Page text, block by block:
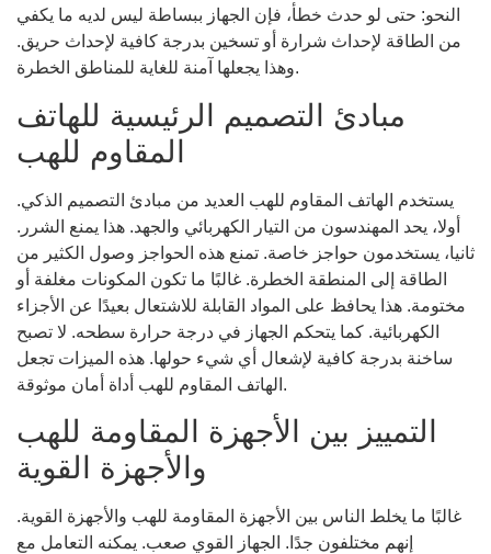
النحو: حتى لو حدث خطأ، فإن الجهاز ببساطة ليس لديه ما يكفي
من الطاقة لإحداث شرارة أو تسخين بدرجة كافية لإحداث حريق.
وهذا يجعلها آمنة للغاية للمناطق الخطرة.
مبادئ التصميم الرئيسية للهاتف
المقاوم للهب
يستخدم الهاتف المقاوم للهب العديد من مبادئ التصميم الذكي.
أولا، يحد المهندسون من التيار الكهربائي والجهد. هذا يمنع الشرر.
ثانيا، يستخدمون حواجز خاصة. تمنع هذه الحواجز وصول الكثير من
الطاقة إلى المنطقة الخطرة. غالبًا ما تكون المكونات مغلفة أو
مختومة. هذا يحافظ على المواد القابلة للاشتعال بعيدًا عن الأجزاء
الكهربائية. كما يتحكم الجهاز في درجة حرارة سطحه. لا تصبح
ساخنة بدرجة كافية لإشعال أي شيء حولها. هذه الميزات تجعل
الهاتف المقاوم للهب أداة أمان موثوقة.
التمييز بين الأجهزة المقاومة للهب
والأجهزة القوية
غالبًا ما يخلط الناس بين الأجهزة المقاومة للهب والأجهزة القوية.
إنهم مختلفون جدًا. الجهاز القوي صعب. يمكنه التعامل مع